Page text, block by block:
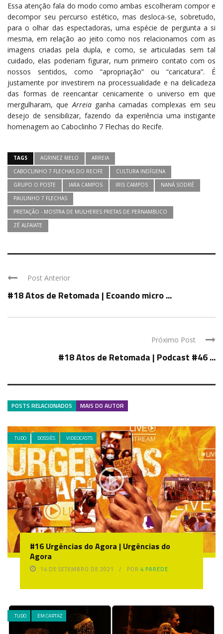
Essa atenção fala do modo como ambas escolheram compor e
decompor seu percurso estético, mas desloca-se, sobretudo,
para o olhar das espectadoras, uma espécie de pergunta a si
mesma, em relação ao jeito como nos relacionamos com as
imagens criadas pela dupla, e como, se articuladas sem tal
cuidado, elas poderiam figurar, num primeiro contato com os
nossos sentidos, como “apropriação” ou “caricatura”. É
justamente por investirem na processualidade e na delicadeza
das formas de reencantar cenicamente o universo em que
mergulharam, queArreia ganha camadas complexas em seu
desejo de sensibilizar, fazendo da experiência uma instigante
homenagem ao Caboclinho 7 Flechas do Recife.
TAGS AGRINEZ MELO
ARREIA
CABOCLINHO 7 FLECHAS DO RECIFE
CULTURA INDÍGENA
GRUPO O POSTE
IARA CAMPOS IRIS CAMPOS
NANÁ SODRÉ
PAULINHO 7 FLECHAS
PRETAÇÃO - MOSTRA DE MULHERES PRETAS DE PERNAMBUCO
ZÉ ALFAIATE
Post Anterior
#18 Atos de Retomada | Ecoando micro ...
Próximo Post
#18 Atos de Retomada | Podcast #46 ...
POSTS RELACIONADOS MAIS DO AUTOR
.TUDO DOSSIÊS VIDEOCASTS
#16 Urgências do Agora | Urgências do
Agora
14 DE SETEMBRO DE 2021 POR4 PAREDE
.TUDO EM CARTAZ